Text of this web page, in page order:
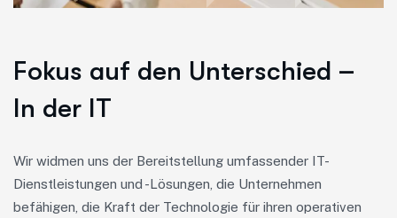
Fokus auf den Unterschied –
In der IT
Wir widmen uns der Bereitstellung umfassender IT-
Dienstleistungen und -Lösungen, die Unternehmen
befähigen, die Kraft der Technologie für ihren operativen